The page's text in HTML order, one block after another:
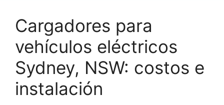
Cargadores para
vehículos eléctricos
Sydney, NSW: costos e
instalación